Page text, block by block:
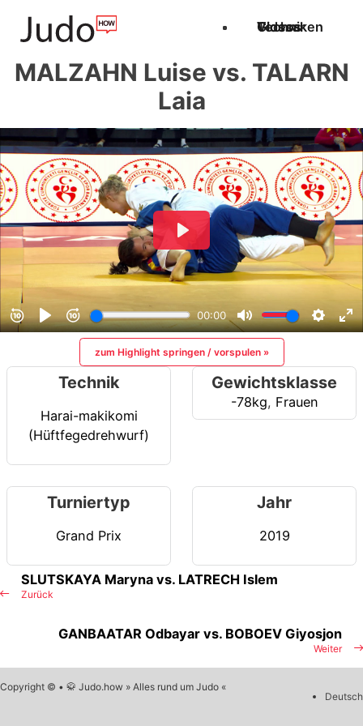
Techniken
Videos
Glossar
MALZAHN Luise vs. TALARN
Laia
zum Highlight springen / vorspulen »
Technik
Harai-makikomi
(Hüftfegedrehwurf)
Gewichtsklasse
-78kg, Frauen
Turniertyp
Grand Prix
Jahr
2019
Zurück
SLUTSKAYA Maryna vs. LATRECH Islem
Weiter
GANBAATAR Odbayar vs. BOBOEV Giyosjon
Copyright © • 🥋 Judo.how » Alles rund um Judo «
Deutsch